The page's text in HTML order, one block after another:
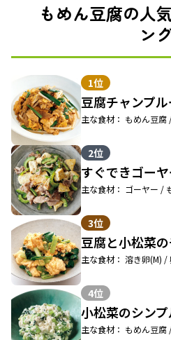
もめん豆腐の人
ン
1位
豆腐チャンプル
主な食材： もめん豆腐
2位
すぐできゴー
主な食材： ゴーヤー /
3位
豆腐と小松菜
主な食材： 溶き卵(M) /
4位
小松菜のシン
主な食材： もめん豆腐